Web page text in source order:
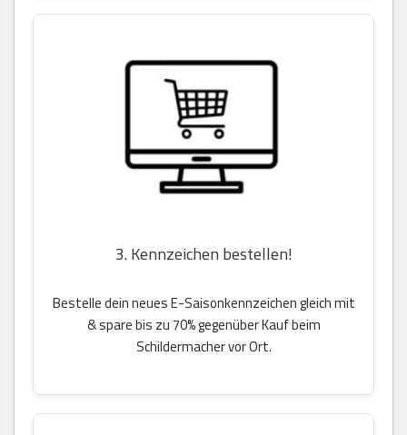
3. Kennzeichen bestellen!
Bestelle dein neues E-Saisonkennzeichen gleich mit
& spare bis zu 70% gegenüber Kauf beim
Schildermacher vor Ort.